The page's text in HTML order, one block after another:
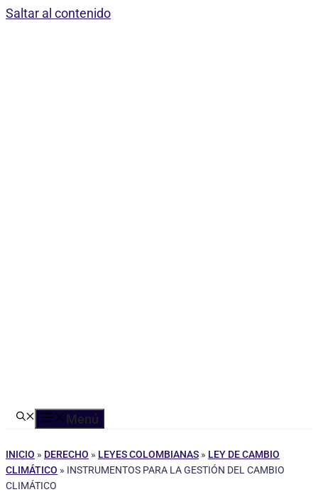
Saltar al contenido
Menú
INICIO » DERECHO » LEYES COLOMBIANAS » LEY DE CAMBIO
CLIMÁTICO » INSTRUMENTOS PARA LA GESTIÓN DEL CAMBIO
CLIMÁTICO